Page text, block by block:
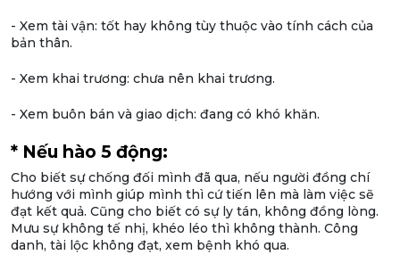
- Xem tài vận: tốt hay không tùy thuộc vào tính cách của
bản thân.
- Xem khai trương: chưa nên khai trương.
- Xem buôn bán và giao dịch: đang có khó khăn.
* Nếu hào 5 động:
Cho biết sự chống đối mình đã qua, nếu người đồng chí
hướng với mình giúp mình thì cứ tiến lên mà làm việc sẽ
đạt kết quả. Cũng cho biết có sự ly tán, không đồng lòng.
Mưu sự không tế nhị, khéo léo thì không thành. Công
danh, tài lộc không đạt, xem bệnh khó qua.